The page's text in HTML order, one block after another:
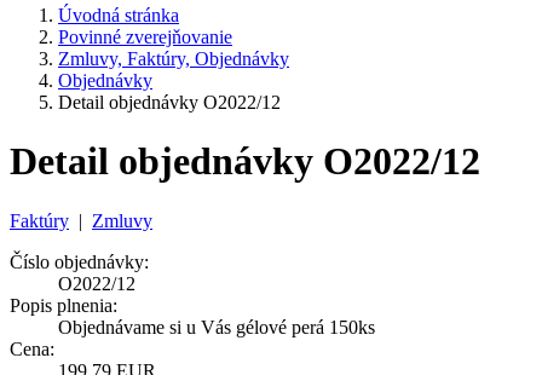
Úvodná stránka
Povinné zverejňovanie
Zmluvy, Faktúry, Objednávky
Objednávky
Detail objednávky O2022/12
Detail objednávky O2022/12
Faktúry | Zmluvy
Číslo objednávky:
O2022/12
Popis plnenia:
Objednávame si u Vás gélové perá 150ks
Cena:
199,79 EUR